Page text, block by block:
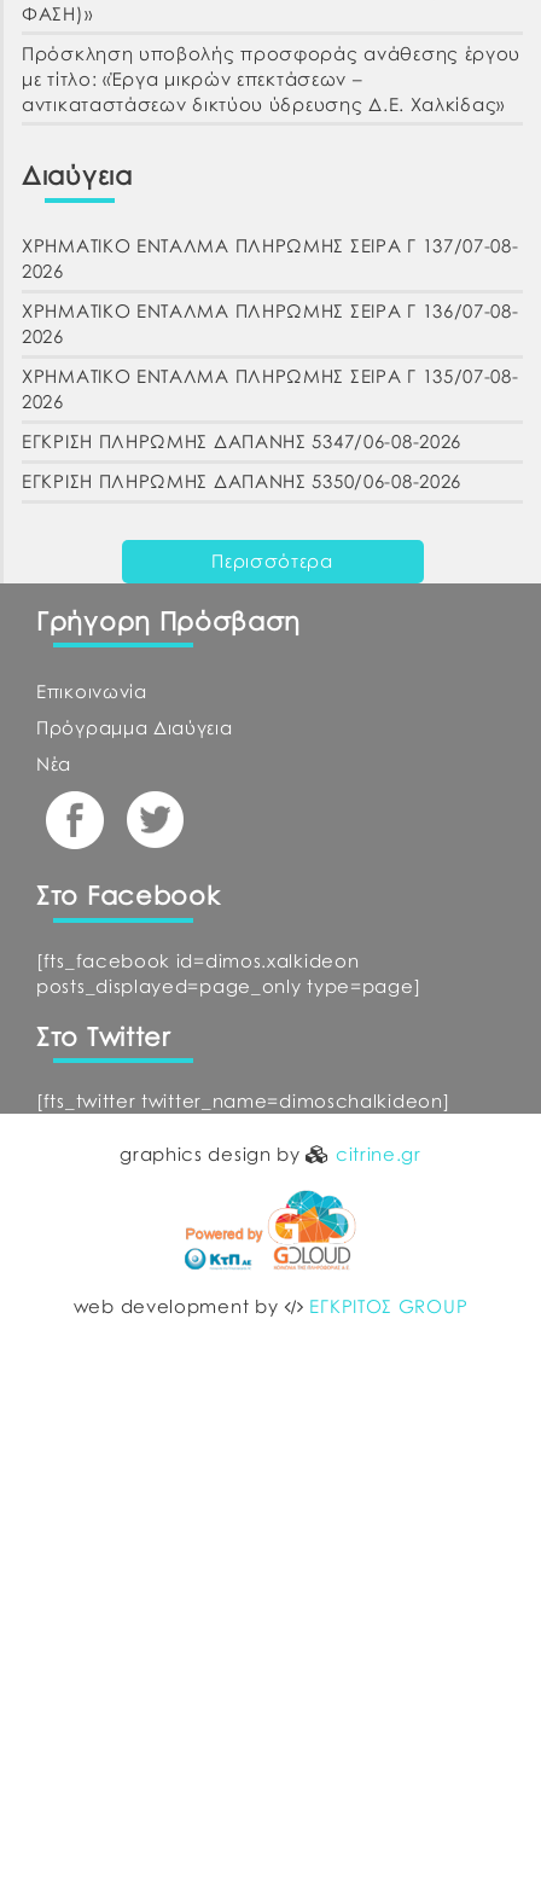
ΦΑΣΗ)»
Πρόσκληση υποβολής προσφοράς ανάθεσης έργου
με τίτλο: «Έργα μικρών επεκτάσεων –
αντικαταστάσεων δικτύου ύδρευσης Δ.Ε. Χαλκίδας»
Διαύγεια
ΧΡΗΜΑΤΙΚΟ ΕΝΤΑΛΜΑ ΠΛΗΡΩΜΗΣ ΣΕΙΡΑ Γ 137/07-08-
2026
ΧΡΗΜΑΤΙΚΟ ΕΝΤΑΛΜΑ ΠΛΗΡΩΜΗΣ ΣΕΙΡΑ Γ 136/07-08-
2026
ΧΡΗΜΑΤΙΚΟ ΕΝΤΑΛΜΑ ΠΛΗΡΩΜΗΣ ΣΕΙΡΑ Γ 135/07-08-
2026
ΕΓΚΡΙΣΗ ΠΛΗΡΩΜΗΣ ΔΑΠΑΝΗΣ 5347/06-08-2026
ΕΓΚΡΙΣΗ ΠΛΗΡΩΜΗΣ ΔΑΠΑΝΗΣ 5350/06-08-2026
Περισσότερα
Γρήγορη Πρόσβαση
Επικοινωνία
Πρόγραμμα Διαύγεια
Νέα
Στο Facebook
[fts_facebook id=dimos.xalkideon
posts_displayed=page_only type=page]
Στο Twitter
[fts_twitter twitter_name=dimoschalkideon]
graphics design by citrine.gr
web development by ΕΓΚΡΙΤΟΣ GROUP